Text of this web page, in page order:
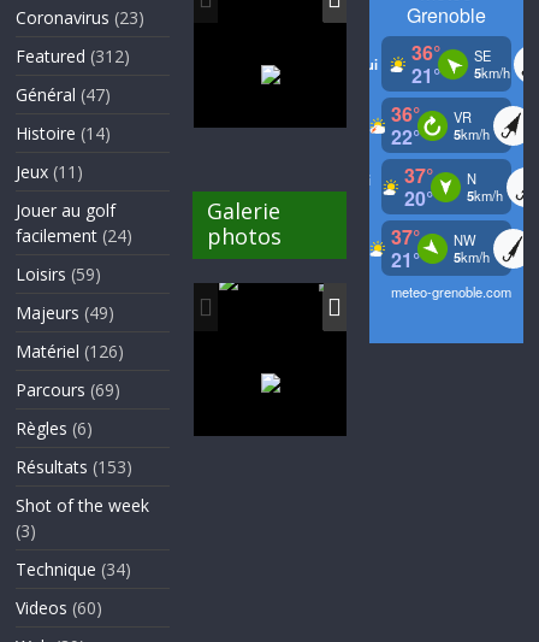
Coronavirus (23)
Featured (312)
Général (47)
Histoire (14)
Jeux (11)
Jouer au golf
facilement (24)
Loisirs (59)
Majeurs (49)
Matériel (126)
Parcours (69)
Règles (6)
Résultats (153)
Shot of the week
(3)
Technique (34)
Videos (60)
Galerie
photos